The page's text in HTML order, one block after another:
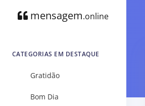
mensagem.online
CATEGORIAS EM DESTAQUE
Gratidão
Bom Dia